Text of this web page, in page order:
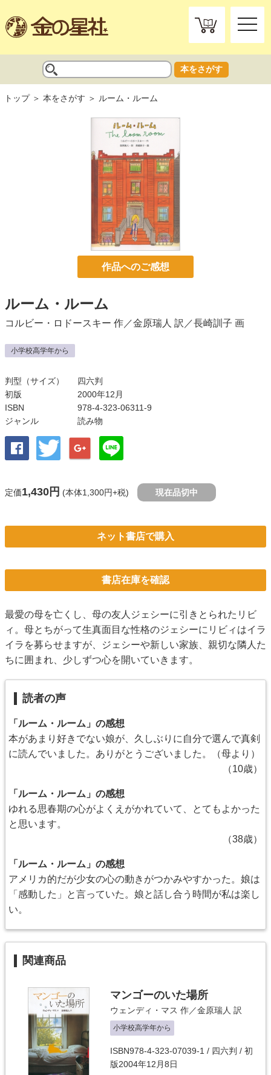
toggle
本をさがす
トップ 本をさがす ルーム・ルーム
作品へのご感想
ルーム・ルーム
コルビー・ロドースキー 作／金原瑞人 訳／長崎訓子 画
小学校高学年から
判型（サイズ）
四六判
初版
2000年12月
ISBN
978-4-323-06311-9
ジャンル
読み物
定価1,430円 (本体1,300円+税) 現在品切中
ネット書店で購入
書店在庫を確認
最愛の母を亡くし、母の友人ジェシーに引きとられたリビ
ィ。母とちがって生真面目な性格のジェシーにリビィはイラ
イラを募らせますが、ジェシーや新しい家族、親切な隣人た
ちに囲まれ、少しずつ心を開いていきます。
読者の声
「ルーム・ルーム」の感想
本があまり好きでない娘が、久しぶりに自分で選んで真剣
に読んでいました。ありがとうございました。（母より）
（10歳）
「ルーム・ルーム」の感想
ゆれる思春期の心がよくえがかれていて、とてもよかった
と思います。
（38歳）
「ルーム・ルーム」の感想
アメリカ的だが少女の心の動きがつかみやすかった。娘は
「感動した」と言っていた。娘と話し合う時間が私は楽し
い。
関連商品
マンゴーのいた場所
ウェンディ・マス 作／金原瑞人 訳
小学校高学年から
ISBN978-4-323-07039-1 / 四六判 / 初
版2004年12月8日